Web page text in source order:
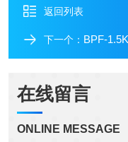
返回列表
下一个： BPF-
在线留言
ONLINE MESSAGE